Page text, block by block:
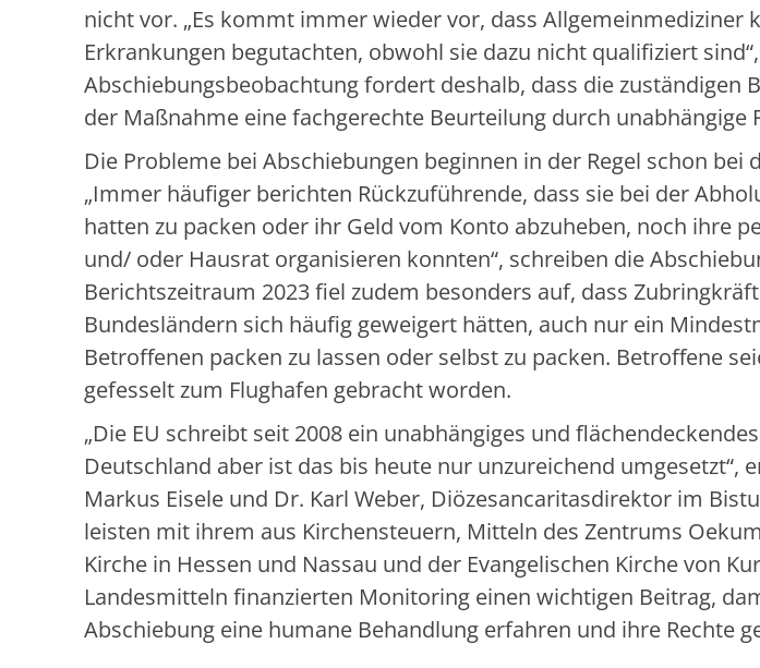
nicht vor. „Es kommt immer wieder vor, dass Allgemeinmediziner
Erkrankungen begutachten, obwohl sie dazu nicht qualifiziert
Abschiebungsbeobachtung fordert deshalb, dass die zuständigen
der Maßnahme eine fachgerechte Beurteilung durch unabhängige
Die Probleme bei Abschiebungen beginnen in der Regel schon bei
„Immer häufiger berichten Rückzuführende, dass sie bei der
hatten zu packen oder ihr Geld vom Konto abzuheben, noch ihre
und/ oder Hausrat organisieren konnten“, schreiben die
Berichtszeitraum 2023 fiel zudem besonders auf, dass
Bundesländern sich häufig geweigert hätten, auch nur ein
Betroffenen packen zu lassen oder selbst zu packen. Betroffene
gefesselt zum Flughafen gebracht worden.
„Die EU schreibt seit 2008 ein unabhängiges und
Deutschland aber ist das bis heute nur unzureichend umgesetzt“,
Markus Eisele und Dr. Karl Weber, Diözesancaritasdirektor im
leisten mit ihrem aus Kirchensteuern, Mitteln des Zentrums
Kirche in Hessen und Nassau und der Evangelischen Kirche von
Landesmitteln finanzierten Monitoring einen wichtigen Beitrag,
Abschiebung eine humane Behandlung erfahren und ihre Rechte